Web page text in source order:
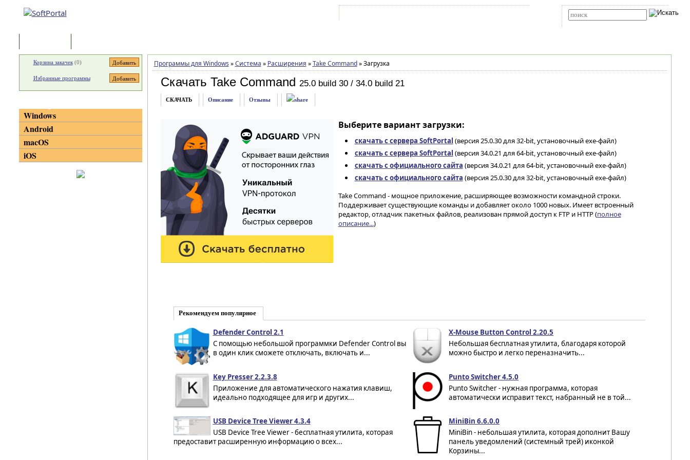
Программы для Windows » Система » Расширения » Take Command »Загрузка
Скачать Take Command 25.0 build 30 / 34.0 build 21
СКАЧАТЬ Описание Отзывы
Выберите вариант загрузки:
скачать с сервера SoftPortal (версия 25.0.30 для 32-bit, установочный exe-файл)
скачать с сервера SoftPortal (версия 34.0.21 для 64-bit, установочный exe-файл)
скачать с официального сайта (версия 34.0.21 для 64-bit, установочный exe-файл)
скачать с официального сайта (версия 25.0.30 для 32-bit, установочный exe-файл)
Take Command - мощное приложение, расширяющее возможности командной строки.
Поддерживает существующие команды и добавляет около 1000 новых. Имеет встроенный
редактор, отладчик пакетных файлов, реализован прямой доступ к FTP и HTTP (полное
описание...)
Рекомендуем популярное
Defender Control 2.1
С помощью небольшой программки Defender Control вы
в один клик сможете отключать, включать и...
X-Mouse Button Control 2.20.5
Небольшая бесплатная утилита, благодаря которой
можно быстро и легко переназначить...
Key Presser 2.2.3.8
Приложение для автоматического нажатия клавиш,
идеально подходящее для игр и других...
Punto Switcher 4.5.0
Punto Switcher - нужная программа, которая
автоматически исправит текст, набранный не в той...
USB Device Tree Viewer 4.3.4
USB Device Tree Viewer - бесплатная утилита, которая
предоставит расширенную информацию о всех...
MiniBin 6.6.0.0
MiniBin - небольшая утилита, которая дополнит Вашу
панель уведомлений (системный трей) иконкой
Корзины...
Корзина закачек(0)
Избранные программы
Windows
Android
macOS
iOS